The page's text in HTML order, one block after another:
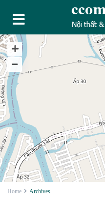
Home Archives